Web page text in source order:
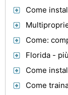
Come
Florida -
Come